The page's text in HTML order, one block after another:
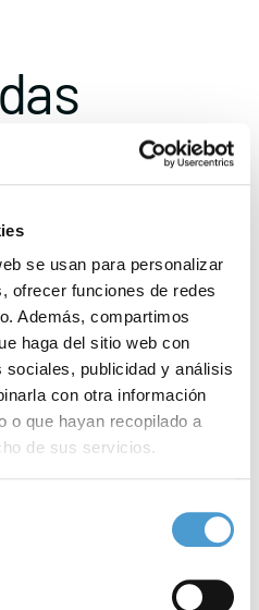
se usan para personalizar
ofrecer funciones de redes
Además, compartimos
haga del sitio web con
publicidad y análisis
con otra información
o que hayan recopilado a
de sus servicios.